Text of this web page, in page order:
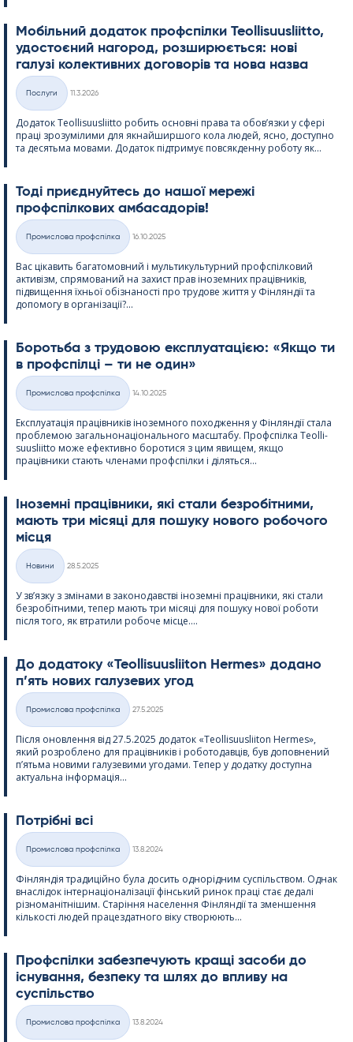
Мобільний додаток профспілки Teol­li­suus­liitto,
удостоєний нагород, розширюється: нові
галузі колективних договорів та нова назва
Категорії
Послуги
11.3.2026
Додаток Teol­li­suus­liitto робить основні права та обов’язки у сфері
праці зрозумілими для якнайширшого кола людей, ясно, доступно
та десятьма мовами. Додаток підтримує повсякденну роботу як...
Тоді приєднуйтесь до нашої мережі
профспілкових амбасадорів!
Категорії
Промислова профспілка
16.10.2025
Вас цікавить багатомовний і мультикультурний профспілковий
активізм, спрямований на захист прав іноземних працівників,
підвищення їхньої обізнаності про трудове життя у Фінляндії та
допомогу в організації?...
Боротьба з трудовою експлуатацією: «Якщо ти
в профспілці – ти не один»
Категорії
Промислова профспілка
14.10.2025
Експлуатація працівників іноземного походження у Фінляндії стала
проблемою загальнонаціонального масштабу. Профспілка Teol­li­
suus­liitto може ефективно боротися з цим явищем, якщо
працівники стають членами профспілки і діляться...
Іноземні працівники, які стали безробітними,
мають три місяці для пошуку нового робочого
місця
Категорії
Новини
28.5.2025
У зв’язку з змінами в законодавстві іноземні працівники, які стали
безробітними, тепер мають три місяці для пошуку нової роботи
після того, як втратили робоче місце....
До додатоку «Teol­li­suus­lii­ton Her­mes» додано
п’ять нових галузевих угод
Категорії
Промислова профспілка
27.5.2025
Після оновлення від 27.5.2025 додаток «Teol­li­suus­lii­ton Her­mes»,
який розроблено для працівників і роботодавців, був доповнений
п’ятьма новими галузевими угодами. Тепер у додатку доступна
актуальна інформація...
Потрібні всі
Категорії
Промислова профспілка
13.8.2024
Фінляндія традиційно була досить однорідним суспільством. Однак
внаслідок інтернаціоналізації фінський ринок праці стає дедалі
різноманітнішим. Старіння населення Фінляндії та зменшення
кількості людей працездатного віку створюють...
Профспілки забезпечують кращі засоби до
існування, безпеку та шлях до впливу на
суспільство
Категорії
Промислова профспілка
13.8.2024